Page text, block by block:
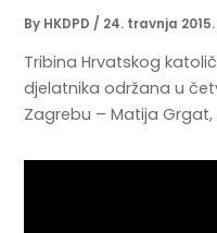
By HKDPD / 24. travnja 2015.
Tribina Hrvatskog
djelatnika održana u
Zagrebu – Matija